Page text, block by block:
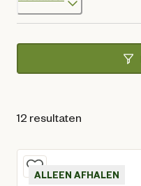
12 resultaten
ALLEEN AFHALEN